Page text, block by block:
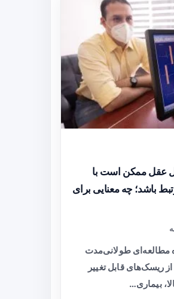
عقل ممکن است با
باشد؛ چه معنایی برای
مطالعه‌ای طولانی‌مدت
ریسک‌های قابل تغییر
بیماری…